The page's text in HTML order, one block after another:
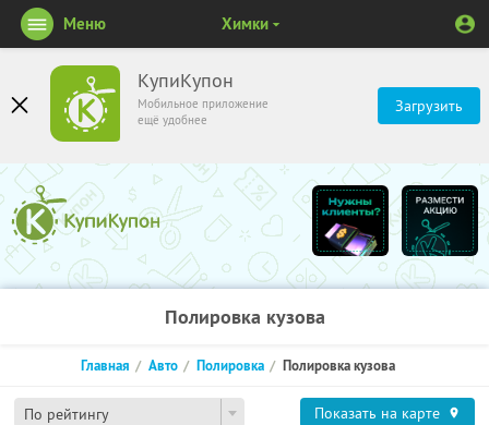
КупиКупон
Мобильное приложение
ещё удобнее
Загрузить
Меню Химки
Полировка кузова
По рейтингу
Главная Авто Полировка Полировка кузова
Показать на карте